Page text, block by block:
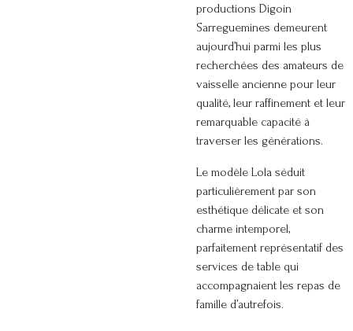
productions Digoin
Sarreguemines demeurent
aujourd’hui parmi les plus
recherchées des amateurs de
vaisselle ancienne pour leur
qualité, leur raffinement et leur
remarquable capacité à
traverser les générations.
Le modèle Lola séduit
particulièrement par son
esthétique délicate et son
charme intemporel,
parfaitement représentatif des
services de table qui
accompagnaient les repas de
famille d’autrefois.